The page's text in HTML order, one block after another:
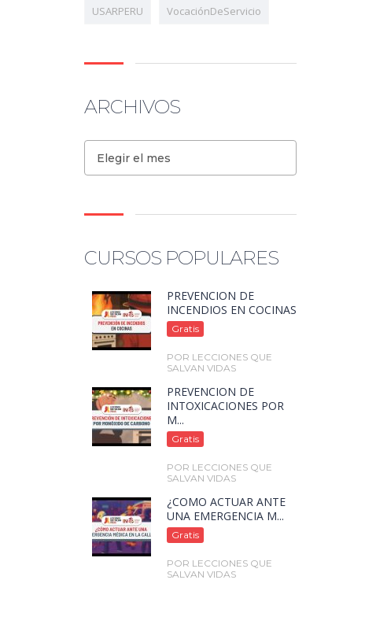
USARPERU VocaciónDeServicio
ARCHIVOS
Elegir el mes
CURSOS POPULARES
PREVENCIÓN DE
INCENDIOS EN COCINAS
Gratis
POR LECCIONES QUE
SALVAN VIDAS
PREVENCIÓN DE
INTOXICACIONES POR
M...
Gratis
POR LECCIONES QUE
SALVAN VIDAS
¿CÓMO ACTUAR ANTE
UNA EMERGENCIA M...
Gratis
POR LECCIONES QUE
SALVAN VIDAS